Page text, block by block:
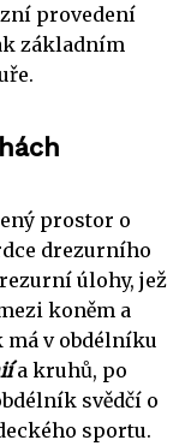
provedení
základním
prostor o
drezurního
úlohy, jež
koněm a
má v obdélníku
a kruhů, po
svědčí o
sportu.